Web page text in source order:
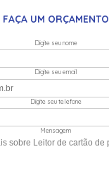
FAÇA UM ORÇAMENTO
Digite seu nome
Digite seu email
Digite seu telefone
Mensagem